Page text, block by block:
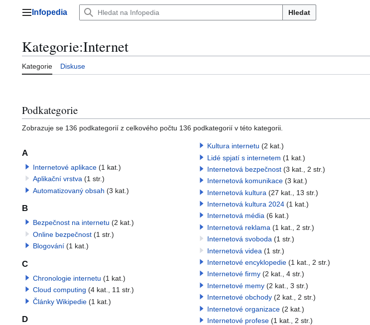
Hlavní menu
Infopedia Hledat
Kategorie:Internet
Kategorie Diskuse
Podkategorie
Zobrazuje se 136 podkategorií z celkového počtu 136 podkategorií v této kategorii.
A
Internetové aplikace (1 kat.)
Aplikační vrstva (1 str.)
Automatizovaný obsah (3 kat.)
B
Bezpečnost na internetu (2 kat.)
Online bezpečnost (1 str.)
Blogování (1 kat.)
C
Chronologie internetu (1 kat.)
Cloud computing (4 kat., 11 str.)
Články Wikipedie (1 kat.)
D
Kultura internetu (2 kat.)
Lidé spjatí s internetem (1 kat.)
Internetová bezpečnost (3 kat., 2 str.)
Internetová komunikace (3 kat.)
Internetová kultura (27 kat., 13 str.)
Internetová kultura 2024 (1 kat.)
Internetová média (6 kat.)
Internetová reklama (1 kat., 2 str.)
Internetová svoboda (1 str.)
Internetová videa (1 str.)
Internetové encyklopedie (1 kat., 2 str.)
Internetové firmy (2 kat., 4 str.)
Internetové memy (2 kat., 3 str.)
Internetové obchody (2 kat., 2 str.)
Internetové organizace (2 kat.)
Internetové profese (1 kat., 2 str.)